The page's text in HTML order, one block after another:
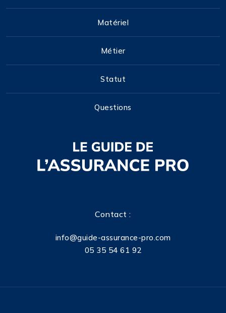
Matériel
Métier
Statut
Questions
Contact :
info@guide-assurance-pro.com
05 35 54 61 92